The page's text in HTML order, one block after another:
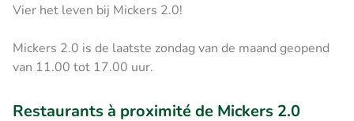
Vier het leven bij Mickers 2.0!
Mickers 2.0 is de laatste zondag van de maand geopend
van 11.00 tot 17.00 uur.
Restaurants à proximité de Mickers 2.0